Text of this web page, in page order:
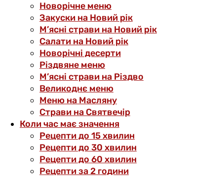
Новорічне меню
Закуски на Новий рік
М’ясні страви на Новий рік
Салати на Новий рік
Новорічні десерти
Різдвяне меню
М’ясні страви на Різдво
Великоднє меню
Меню на Масляну
Страви на Святвечір
Коли час має значення
Рецепти до 15 хвилин
Рецепти до 30 хвилин
Рецепти до 60 хвилин
Рецепти за 2 години